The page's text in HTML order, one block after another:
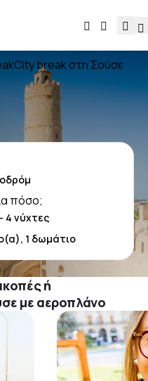
City break στη Σούσε
πόσο;
ή
με αεροπλάνο